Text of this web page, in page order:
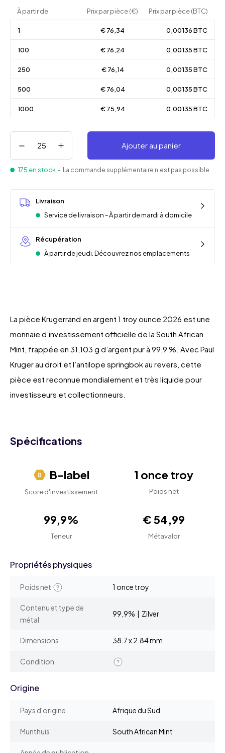
À partir de Prix par pièce (€) Prix par pièce (BTC)
1 € 76,34 0,00136 BTC
100 € 76,24 0,00135 BTC
250 € 76,14 0,00135 BTC
500 € 76,04 0,00135 BTC
1000 € 75,94 0,00135 BTC
Ajouter au panier
175 en stock - La commande supplémentaire n'est pas possible
Livraison
Service de livraison - À partir de mardi à domicile
Récupération
À partir de jeudi. Découvrez nos emplacements
La pièce Krugerrand en argent 1 troy ounce 2026 est une
monnaie d’investissement officielle de la South African
Mint, frappée en 31,103 g d’argent pur à 99,9 %. Avec Paul
Kruger au droit et l’antilope springbok au revers, cette
pièce est reconnue mondialement et très liquide pour
investisseurs et collectionneurs.
Spécifications
B-label
Score d'investissement
1 once troy
Poids net
99,9%
Teneur
€ 54,99
Métavalor
Propriétés physiques
Poids net 1 once troy
Contenu et type de
métal
99,9% | Zilver
Dimensions 38.7 x 2.84 mm
Condition
Origine
Pays d'origine Afrique du Sud
Munthuis South African Mint